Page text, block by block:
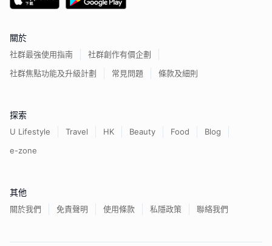
關於
社群最強使用指南
社群創作有價企劃
社群焦點功能及升級計劃
常見問題 條款及細則
探索
U Lifestyle Travel HK Beauty Food
Blog
e-zone
其他
關於我們 免責聲明 使用條款 私隱政策 聯絡我們